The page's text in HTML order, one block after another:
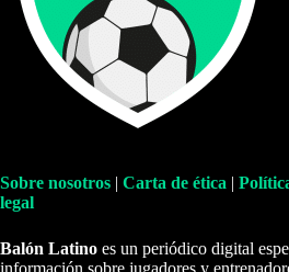
Sobre nosotros | Carta de ética |
legal
Balón Latino es un periódico digital
información sobre jugadores y